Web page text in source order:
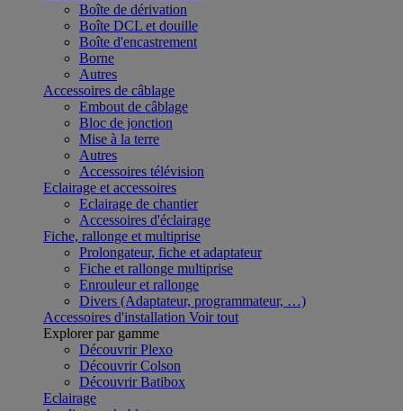
Boîte de dérivation
Boîte DCL et douille
Boîte d'encastrement
Borne
Autres
Accessoires de câblage
Embout de câblage
Bloc de jonction
Mise à la terre
Autres
Accessoires télévision
Eclairage et accessoires
Eclairage de chantier
Accessoires d'éclairage
Fiche, rallonge et multiprise
Prolongateur, fiche et adaptateur
Fiche et rallonge multiprise
Enrouleur et rallonge
Divers (Adaptateur, programmateur, …)
Accessoires d'installation Voir tout
Explorer par gamme
Découvrir Plexo
Découvrir Colson
Découvrir Batibox
Eclairage